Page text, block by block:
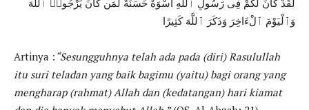
وَٱلْيَوْمَ ٱلْءَاخِرَ وَذَكَرَ ٱللَّهَ كَثِيرًا
Artinya : “Sesungguhnya telah ada pada (diri) Rasulullah
itu suri teladan yang baik bagimu (yaitu) bagi orang yang
mengharap (rahmat) Allah dan (kedatangan) hari kiamat